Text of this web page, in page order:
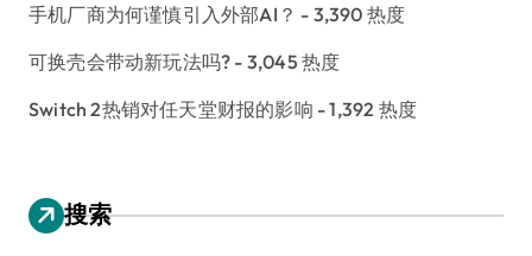
手机厂商为何谨慎引入外部AI？ - 3,390 热度
可换壳会带动新玩法吗? - 3,045 热度
Switch 2热销对任天堂财报的影响 - 1,392 热度
搜索